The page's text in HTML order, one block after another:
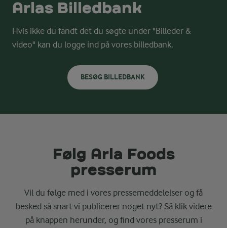
Arlas Billedbank
Hvis ikke du fandt det du søgte under "Billeder &
video" kan du logge ind på vores billedbank.
BESØG BILLEDBANK
Følg Arla Foods
presserum
Vil du følge med i vores pressemeddelelser og få
besked så snart vi publicerer noget nyt? Så klik videre
på knappen herunder, og find vores presserum i